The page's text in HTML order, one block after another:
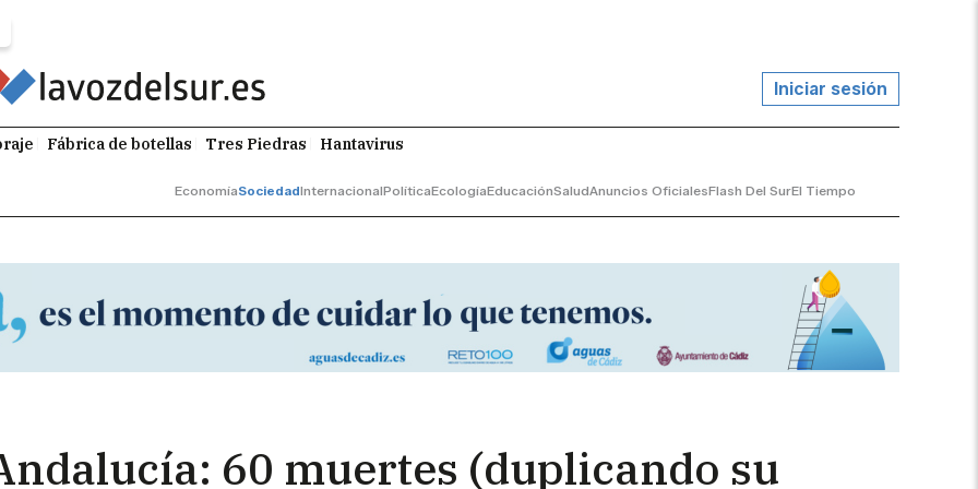
Iniciar sesión
Fábrica de botellas Tres Piedras Hantavirus
EconomíaSociedadInternacionalPolíticaEcologíaEducaciónSaludAnuncios OficialesFlash Del SurEl Tiempo
60 muertes (duplicando su